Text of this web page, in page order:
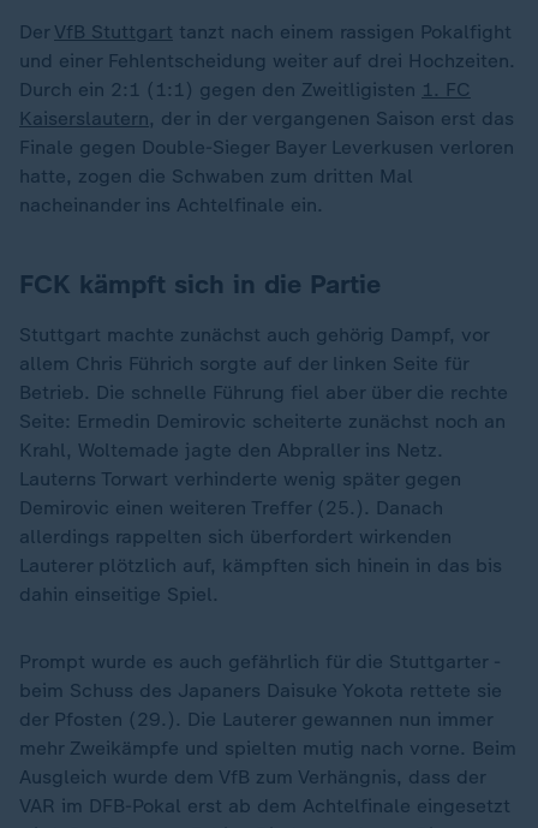
Der VfB Stuttgart tanzt nach einem rassigen Pokalfight
und einer Fehlentscheidung weiter auf drei Hochzeiten.
Durch ein 2:1 (1:1) gegen den Zweitligisten 1. FC
Kaiserslautern, der in der vergangenen Saison erst das
Finale gegen Double-Sieger Bayer Leverkusen verloren
hatte, zogen die Schwaben zum dritten Mal
nacheinander ins Achtelfinale ein.
FCK kämpft sich in die Partie
Stuttgart machte zunächst auch gehörig Dampf, vor
allem Chris Führich sorgte auf der linken Seite für
Betrieb. Die schnelle Führung fiel aber über die rechte
Seite: Ermedin Demirovic scheiterte zunächst noch an
Krahl, Woltemade jagte den Abpraller ins Netz.
Lauterns Torwart verhinderte wenig später gegen
Demirovic einen weiteren Treffer (25.). Danach
allerdings rappelten sich überfordert wirkenden
Lauterer plötzlich auf, kämpften sich hinein in das bis
dahin einseitige Spiel.
Prompt wurde es auch gefährlich für die Stuttgarter -
beim Schuss des Japaners Daisuke Yokota rettete sie
der Pfosten (29.). Die Lauterer gewannen nun immer
mehr Zweikämpfe und spielten mutig nach vorne. Beim
Ausgleich wurde dem VfB zum Verhängnis, dass der
VAR im DFB-Pokal erst ab dem Achtelfinale eingesetzt